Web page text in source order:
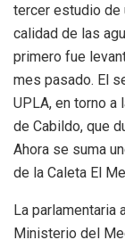
tercer estudio de
calidad de las
primero fue
mes pasado. El
UPLA, en torno a
de Cabildo, que
Ahora se suma
de la Caleta El
La parlamentaria
Ministerio del